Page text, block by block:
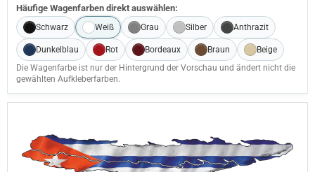
Häufige Wagenfarben direkt auswählen:
Schwarz Weiß Grau Silber Anthrazit
Dunkelblau Rot Bordeaux Braun
Beige
Die Wagenfarbe ist nur der Hintergrund der Vorschau und ändert nicht die
gewählten Aufkleberfarben.